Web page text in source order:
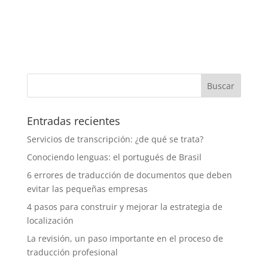
Entradas recientes
Servicios de transcripción: ¿de qué se trata?
Conociendo lenguas: el portugués de Brasil
6 errores de traducción de documentos que deben
evitar las pequeñas empresas
4 pasos para construir y mejorar la estrategia de
localización
La revisión, un paso importante en el proceso de
traducción profesional